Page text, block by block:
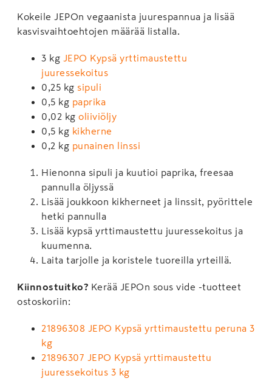
Kokeile JEPOn vegaanista juurespannua ja lisää
kasvisvaihtoehtojen määrää listalla.
3 kg JEPO Kypsä yrttimaustettu
juuressekoitus
0,25 kg sipuli
0,5 kg paprika
0,02 kg oliiviöljy
0,5 kg kikherne
0,2 kg punainen linssi
Hienonna sipuli ja kuutioi paprika, freesaa
pannulla öljyssä
Lisää joukkoon kikherneet ja linssit, pyörittele
hetki pannulla
Lisää kypsä yrttimaustettu juuressekoitus ja
kuumenna.
Laita tarjolle ja koristele tuoreilla yrteillä.
Kiinnostuitko? Kerää JEPOn sous vide -tuotteet
ostoskoriin:
21896308 JEPO Kypsä yrttimaustettu peruna 3
kg
21896307 JEPO Kypsä yrttimaustettu
juuressekoitus 3 kg